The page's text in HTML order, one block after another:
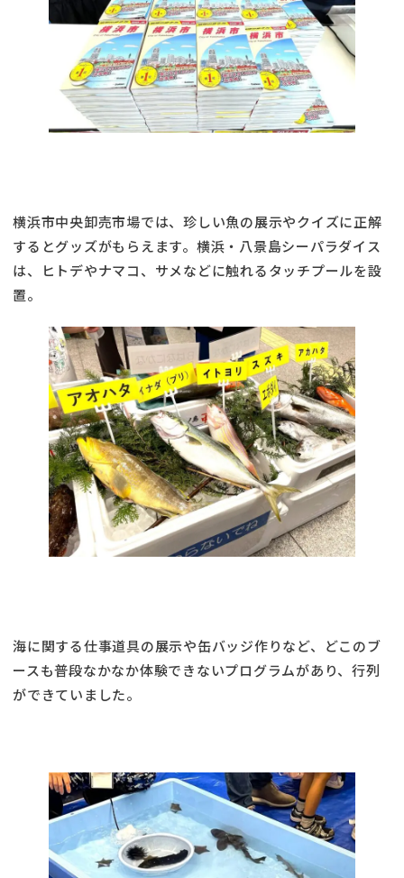
横浜市中央卸売市場では、珍しい魚の展示やクイズに正解
するとグッズがもらえます。横浜・八景島シーパラダイス
は、ヒトデやナマコ、サメなどに触れるタッチプールを設
置。
海に関する仕事道具の展示や缶バッジ作りなど、どこのブ
ースも普段なかなか体験できないプログラムがあり、行列
ができていました。